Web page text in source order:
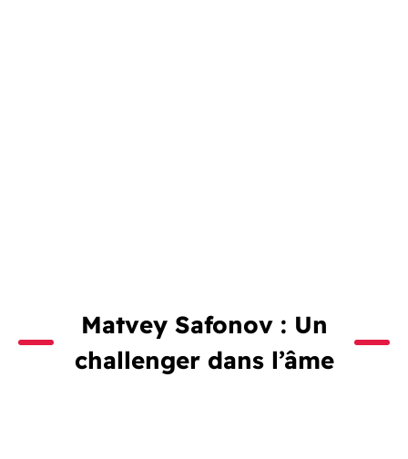
Matvey Safonov : Un
challenger dans l’âme